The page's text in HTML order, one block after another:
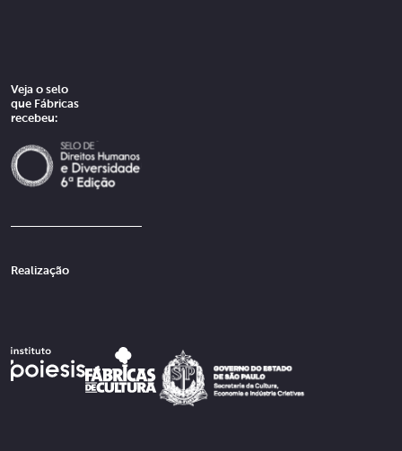
Veja o selo
que Fábricas
recebeu:
Realização